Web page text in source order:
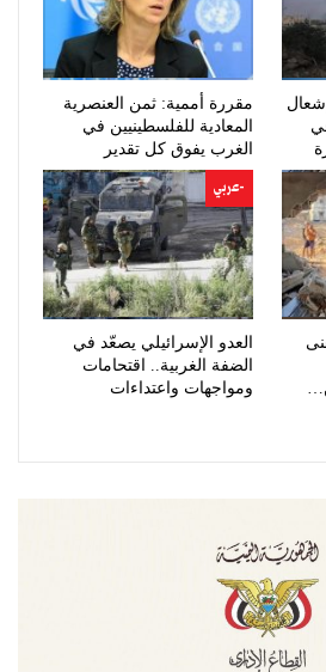
مقررة أممية: ثمن العنصرية
المعادية للفلسطينيين في
الغرب يفوق كل تقدير
-عربي
العدو الإسرائيلي يصعّد في
الضفة الغربية.. اقتحامات
ومواجهات واعتداءات